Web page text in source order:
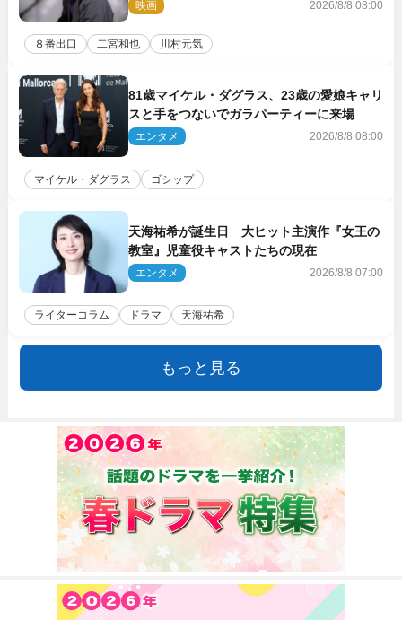
映画 2026/8/8 08:00
８番出口 二宮和也 川村元気
81歳マイケル・ダグラス、23歳の愛娘キャリ
スと手をつないでガラパーティーに来場
エンタメ 2026/8/8 08:00
マイケル・ダグラス ゴシップ
天海祐希が誕生日 大ヒット主演作『女王の
教室』児童役キャストたちの現在
エンタメ 2026/8/8 07:00
ライターコラム ドラマ 天海祐希
もっと見る